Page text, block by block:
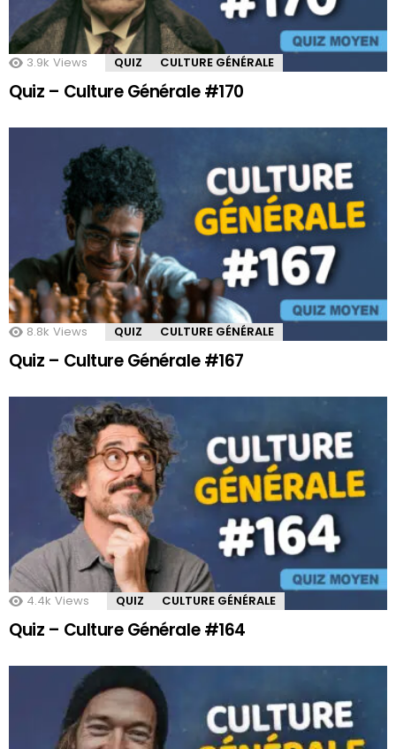
3.9k Views QUIZ CULTURE GÉNÉRALE
Quiz – Culture Générale #170
8.8k Views QUIZ CULTURE GÉNÉRALE
Quiz – Culture Générale #167
4.4k Views QUIZ CULTURE GÉNÉRALE
Quiz – Culture Générale #164